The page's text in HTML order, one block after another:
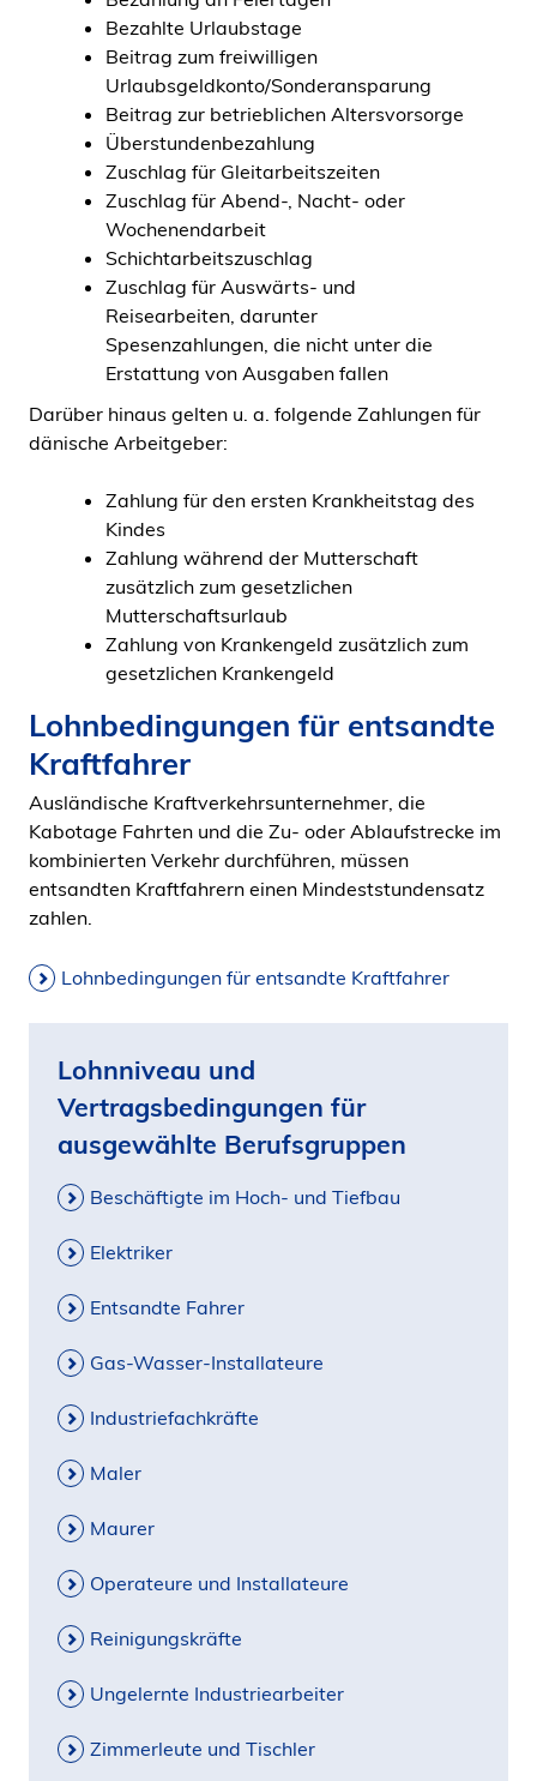
Bezahlte Urlaubstage
Beitrag zum freiwilligen
Urlaubsgeldkonto/Sonderansparung
Beitrag zur betrieblichen Altersvorsorge
Überstundenbezahlung
Zuschlag für Gleitarbeitszeiten
Zuschlag für Abend-, Nacht- oder
Wochenendarbeit
Schichtarbeitszuschlag
Zuschlag für Auswärts- und
Reisearbeiten, darunter
Spesenzahlungen, die nicht unter die
Erstattung von Ausgaben fallen
Darüber hinaus gelten u. a. folgende Zahlungen für
dänische Arbeitgeber:
Zahlung für den ersten Krankheitstag des
Kindes
Zahlung während der Mutterschaft
zusätzlich zum gesetzlichen
Mutterschaftsurlaub
Zahlung von Krankengeld zusätzlich zum
gesetzlichen Krankengeld
Lohnbedingungen für entsandte
Kraftfahrer
Ausländische Kraftverkehrsunternehmer, die
Kabotage Fahrten und die Zu- oder Ablaufstrecke im
kombinierten Verkehr durchführen, müssen
entsandten Kraftfahrern einen Mindeststundensatz
zahlen.
Lohnbedingungen für entsandte Kraftfahrer
Lohnniveau und
Vertragsbedingungen für
ausgewählte Berufsgruppen
Beschäftigte im Hoch- und Tiefbau
Elektriker
Entsandte Fahrer
Gas-Wasser-Installateure
Industriefachkräfte
Maler
Maurer
Operateure und Installateure
Reinigungskräfte
Ungelernte Industriearbeiter
Zimmerleute und Tischler